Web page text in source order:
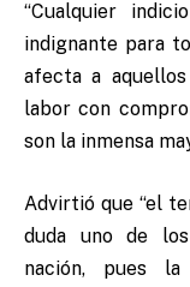
“Cualquier
indignante para
afecta a
labor con
son la inmensa
Advirtió que “el
duda uno de
nación, pues